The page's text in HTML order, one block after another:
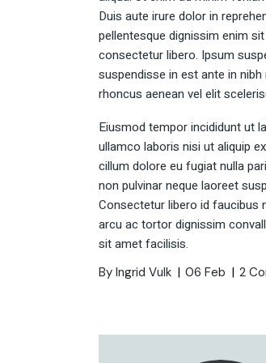
Duis aute irure dolor in
pellentesque dignissim enim
consectetur libero. Ipsum
suspendisse in est ante in
rhoncus aenean vel elit
Eiusmod tempor incididunt ut
ullamco laboris nisi ut aliquip
cillum dolore eu fugiat nulla
non pulvinar neque laoreet
Consectetur libero id faucibus
arcu ac tortor dignissim
sit amet facilisis.
By Ingrid Vulk 06 Feb 2